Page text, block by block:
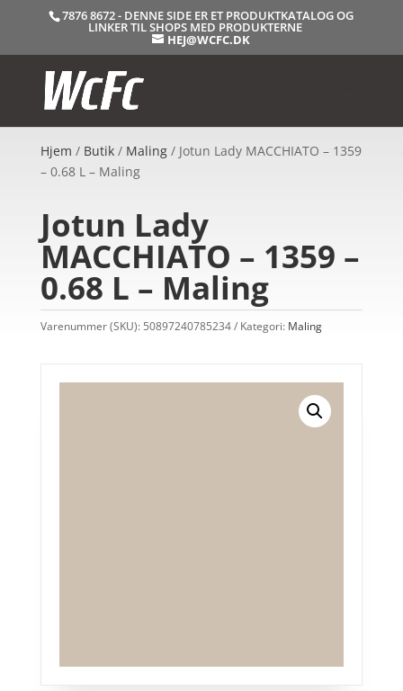
7876 8672 - DENNE SIDE ER ET PRODUKTKATALOG OG
LINKER TIL SHOPS MED PRODUKTERNE
HEJ@WCFC.DK
Hjem / Butik/ Maling/ Jotun Lady MACCHIATO – 1359
– 0.68 L – Maling
Jotun Lady
MACCHIATO – 1359 –
0.68 L – Maling
Varenummer (SKU): 50897240785234 Kategori: Maling